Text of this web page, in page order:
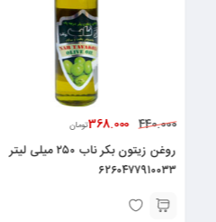
440.000
368.000تومان
روغن زیتون بکر ناب ۲۵۰ میلی لیتر
۶۲۶۰۴۷۷۹۱۰۰۳۳